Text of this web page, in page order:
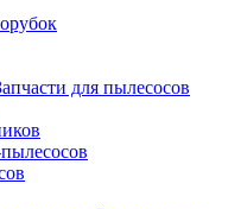
для пылесосов